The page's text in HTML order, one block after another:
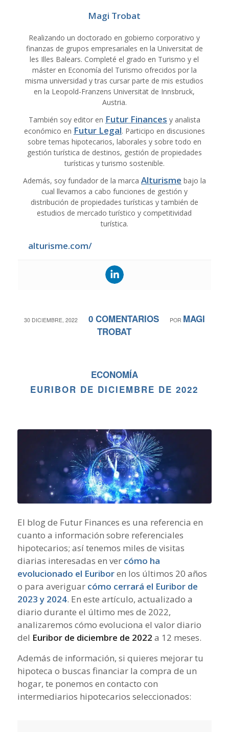
Magi Trobat
Realizando un doctorado en gobierno corporativo y
finanzas de grupos empresariales en la Universitat de
les Illes Balears. Completé el grado en Turismo y el
máster en Economía del Turismo ofrecidos por la
misma universidad y tras cursar parte de mis estudios
en la Leopold-Franzens Universität de Innsbruck,
Austria.
También soy editor en Futur Finances y analista
económico en Futur Legal. Participo en discusiones
sobre temas hipotecarios, laborales y sobre todo en
gestión turística de destinos, gestión de propiedades
turísticas y turismo sostenible.
Además, soy fundador de la marca Alturisme bajo la
cual llevamos a cabo funciones de gestión y
distribución de propiedades turísticas y también de
estudios de mercado turístico y competitividad
turística.
alturisme.com/
30 DICIEMBRE, 2022
/ 0 COMENTARIOS
/ POR MAGI
TROBAT
ECONOMÍA
EURIBOR DE DICIEMBRE DE 2022
El blog de Futur Finances es una referencia en
cuanto a información sobre referenciales
hipotecarios; así tenemos miles de visitas
diarias interesadas en ver cómo ha
evolucionado el Euriboren los últimos 20 años
o para averiguar cómo cerrará el Euribor de
2023 y 2024. En este artículo, actualizado a
diario durante el último mes de 2022,
analizaremos cómo evoluciona el valor diario
del Euribor de diciembre de 2022 a 12 meses.
Además de información, si quieres mejorar tu
hipoteca o buscas financiar la compra de un
hogar, te ponemos en contacto con
intermediarios hipotecarios seleccionados: